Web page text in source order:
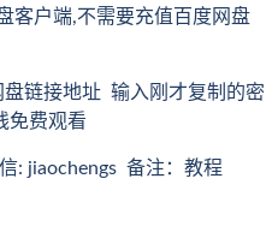
客户端,不需要充值百度网盘
链接地址 输入刚才复制的密
免费观看
: jiaochengs 备注：教程